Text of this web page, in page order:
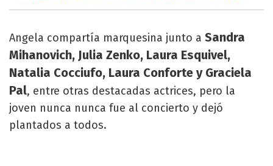
Angela compartía marquesina junto a Sandra
Mihanovich, Julia Zenko, Laura Esquivel,
Natalia Cocciufo, Laura Conforte y Graciela
Pal, entre otras destacadas actrices, pero la
joven nunca nunca fue al concierto y dejó
plantados a todos.